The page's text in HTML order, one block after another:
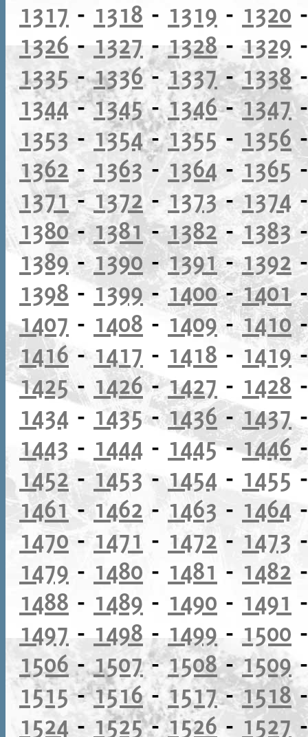
1317 - 1318 - 1319 - 1320
1326 - 1327 -1328- 1329
1335-1336-1337-1338
1344-1345-1346-1347
1353 - 1354-1355 - 1356
1362 - 1363- 1364-1365
1371-1372 - 1373-1374
1380-1381-1382-1383
1389 -1390-1391-1392
1398 -1399 -1400-1401
1407 - 1408 - 1409-1410
1416- 1417 - 1418 - 1419
1425- 1426-1427 - 1428
1434 - 1435-1436- 1437
1443 - 1444 - 1445-1446
1452 -1453 - 1454 - 1455
1461- 1462 - 1463 - 1464
1470 - 1471 - 1472 - 1473
1479 - 1480 - 1481 - 1482
1488 - 1489 - 1490 - 1491
1497 - 1498 - 1499 - 1500
1506 -1507-1508-1509
1515-1516- 1517-1518
1524 - 1525-1526 - 1527